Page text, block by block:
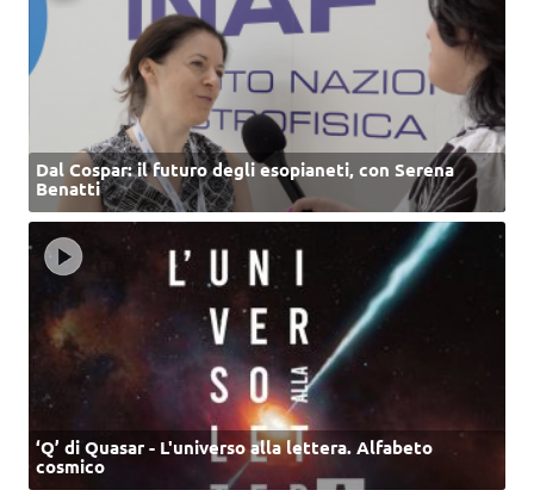
Dal Cospar: il futuro degli esopianeti, con Serena
Benatti
‘Q’ di Quasar - L'universo alla lettera. Alfabeto
cosmico